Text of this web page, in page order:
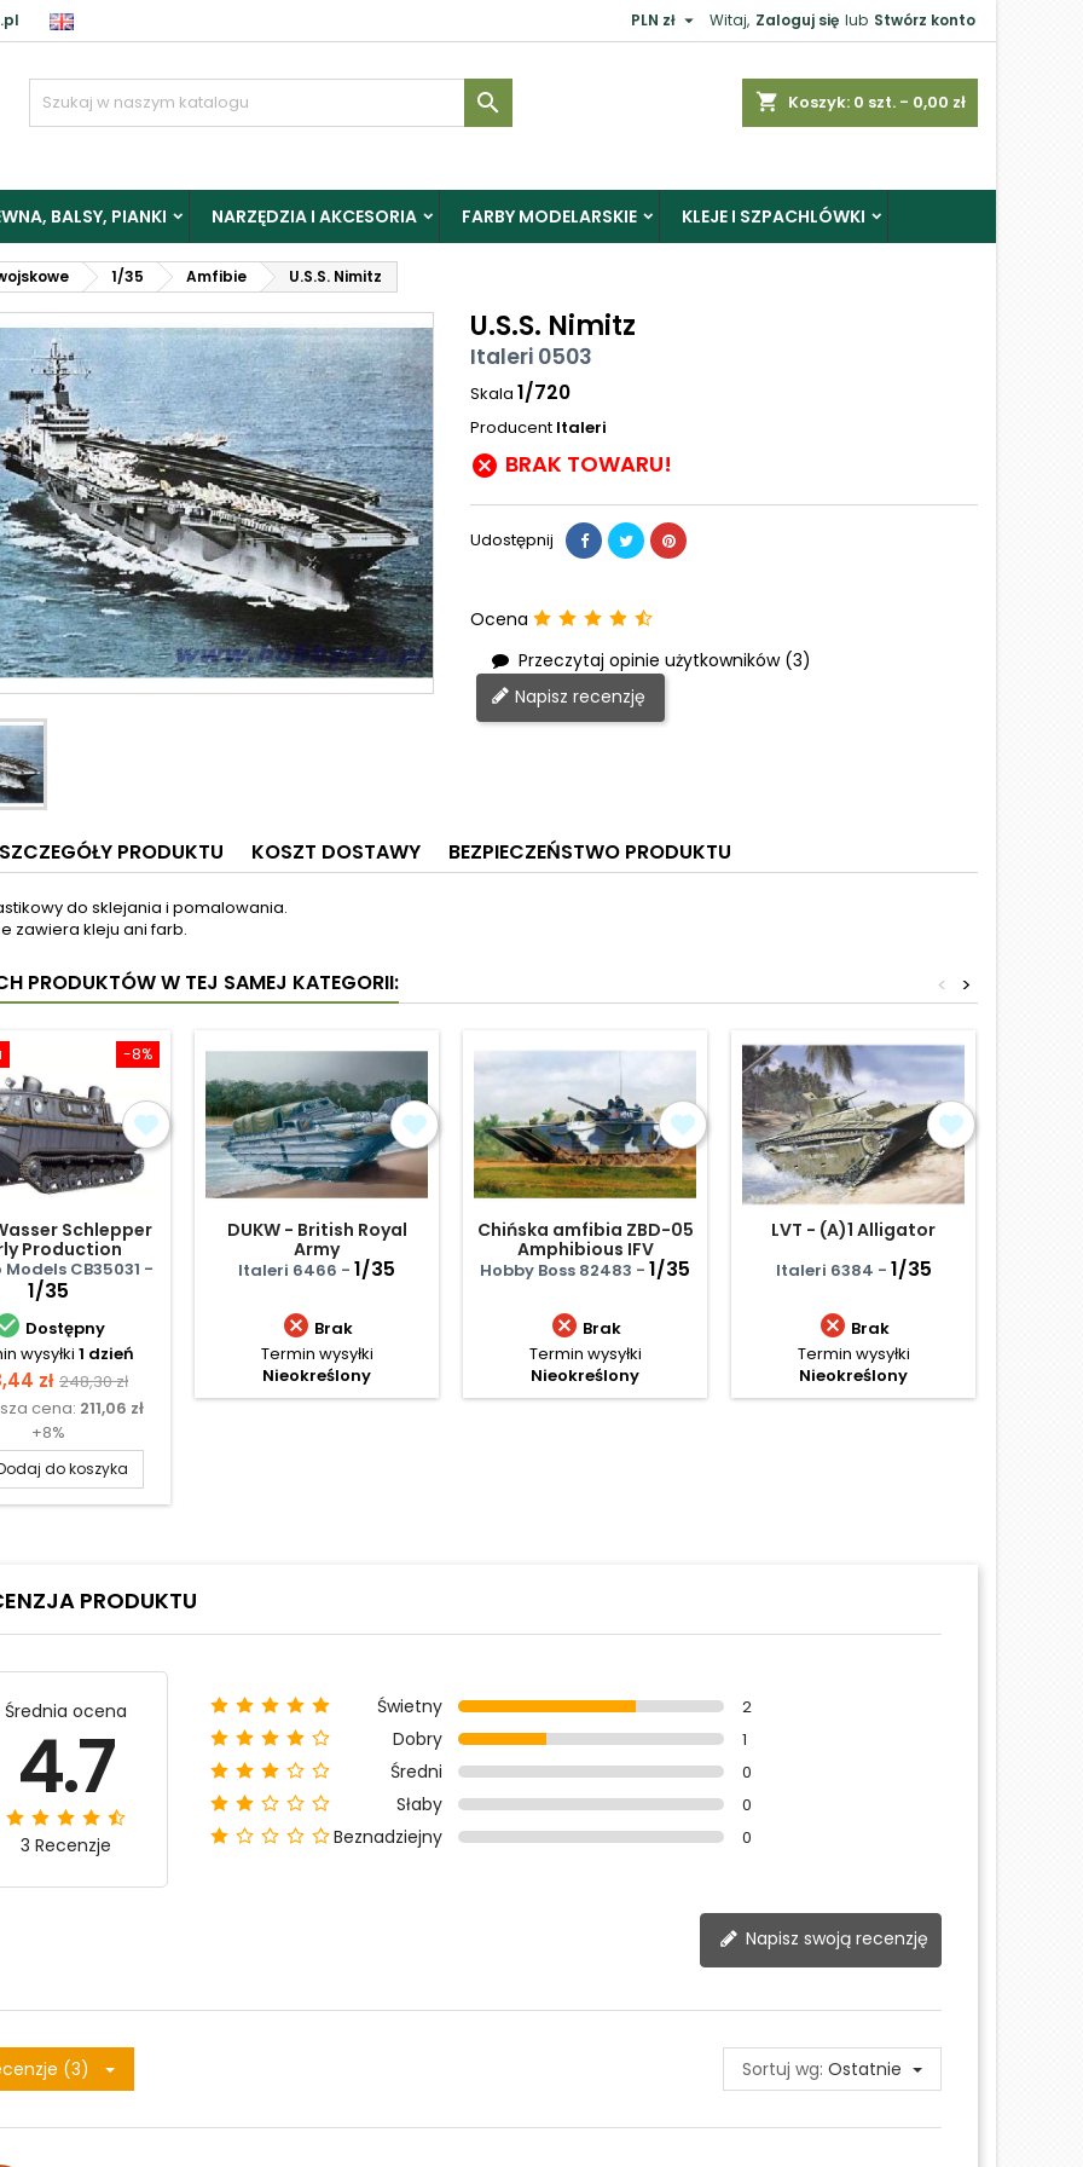
Witaj, Zaloguj się lub Stwórz konto
PLN zł 
shopping_cart Koszyk: 0 szt. - 0,00 zł

BALSY, PIANKI NARZĘDZIA I AKCESORIA FARBY MODELARSKIE KLEJE I SZPACHLÓWKI
1/35 Amfibie U.S.S. Nimitz
U.S.S. Nimitz
Italeri 0503
Skala 1/720
Producent Italeri
 BRAK TOWARU!
Udostępnij
Ocena
Przeczytaj opinie użytkowników (3)
Napisz recenzję
SZCZEGÓŁY PRODUKTU KOSZT DOSTAWY BEZPIECZEŃSTWO PRODUKTU
do sklejania i pomalowania.
zawiera kleju ani farb.
PRODUKTÓW W TEJ SAMEJ KATEGORII: >
<
-8%
Schlepper
Production
CB35031 -
1/35
Dostępny
wysyłki 1 dzień
zł Cena
podstawowa
248,30 zł
cena: 211,06 zł
+8%
do koszyka
DUKW - British Royal
Army
Italeri 6466 - 1/35
 Brak
Termin wysyłki
Nieokreślony
Chińska amfibia ZBD-05
Amphibious IFV
Hobby Boss 82483 - 1/35
 Brak
Termin wysyłki
Nieokreślony
LVT - (A)1 Alligator
Italeri 6384 - 1/35
 Brak
Termin wysyłki
Nieokreślony
PRODUKTU
Średnia ocena
4.7
3 Recenzje
Świetny 2
Dobry 1
Średni 0
Słaby 0
Beznadziejny 0
Napisz swoją recenzję
(3) Sortuj wg: Ostatnie